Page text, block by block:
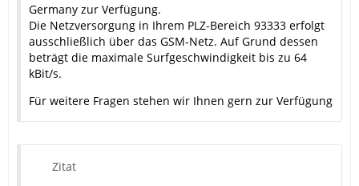
MfG
xxxx
Germany zur Verfügung.
Die Netzversorgung in Ihrem PLZ-Bereich 93333 erfolgt
ausschließlich über das GSM-Netz. Auf Grund dessen
beträgt die maximale Surfgeschwindigkeit bis zu 64
kBit/s.
Für weitere Fragen stehen wir Ihnen gern zur Verfügung
Zitat